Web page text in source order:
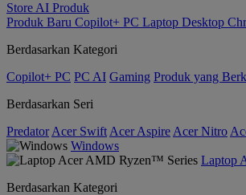
Store AI Produk
Produk Baru Copilot+ PC Laptop Desktop
Berdasarkan Kategori
Copilot+ PC PC AI Gaming Produk yang
Berdasarkan Seri
Predator Acer Swift Acer Aspire Acer Nitro
Windows
Laptop
Berdasarkan Kategori